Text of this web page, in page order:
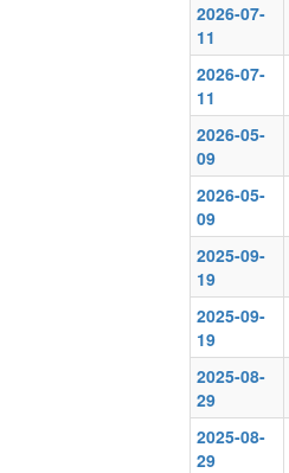
2026-07-
11
2026-07-
11
2026-05-
09
2026-05-
09
2025-09-
19
2025-09-
19
2025-08-
29
2025-08-
29